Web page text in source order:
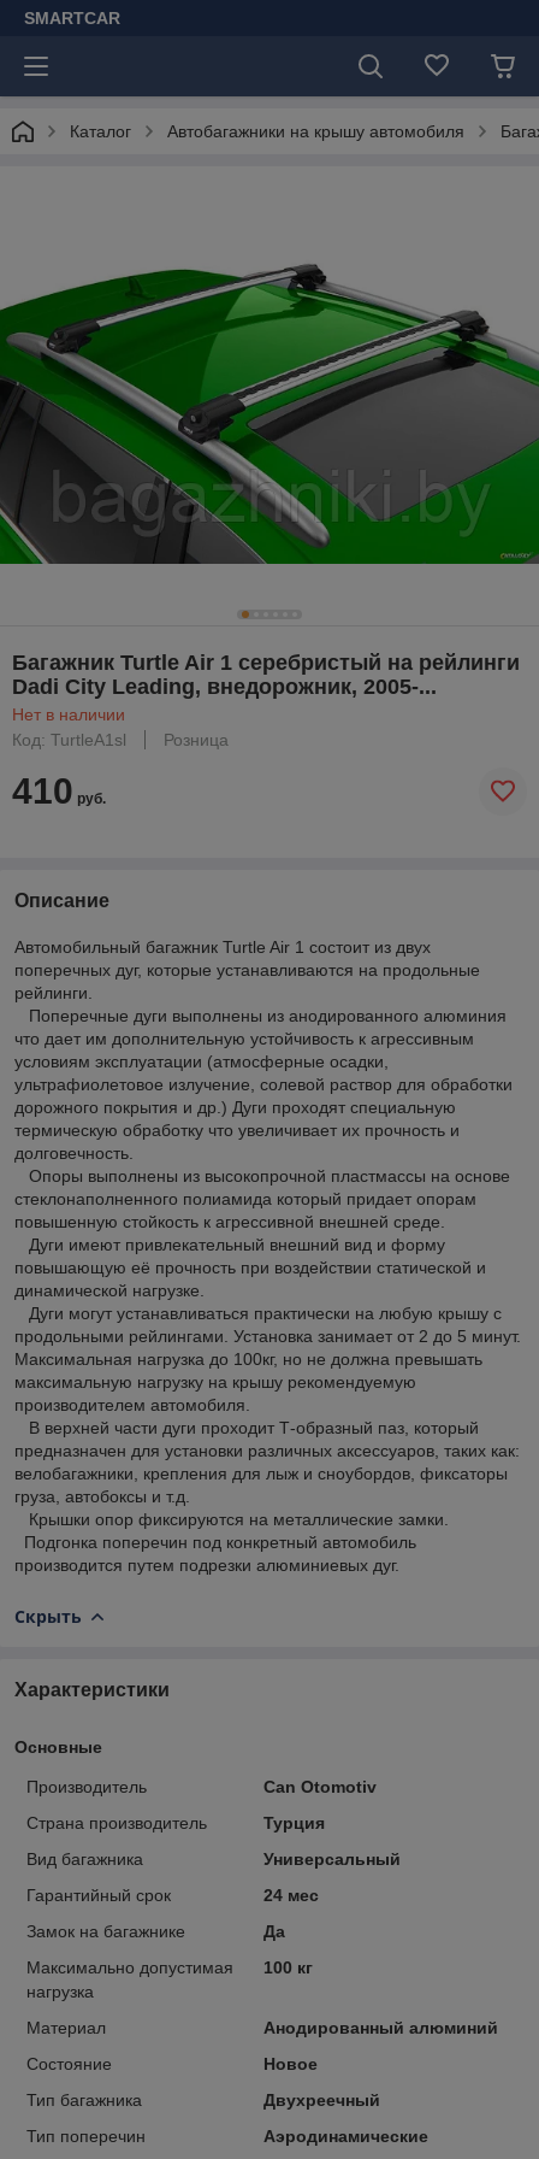
SMARTCAR
Каталог Автобагажники на крышу автомобиля
Багажник Turtle Air 1 серебристый на рейлинги
Dadi City Leading, внедорожник, 2005-...
Нет в наличии
Код: TurtleA1sl
Розница
410 руб.
Описание
Автомобильный багажник Turtle Air 1 состоит из двух
поперечных дуг, которые устанавливаются на продольные
рейлинги.
Поперечные дуги выполнены из анодированного алюминия
что дает им дополнительную устойчивость к агрессивным
условиям эксплуатации (атмосферные осадки,
ультрафиолетовое излучение, солевой раствор для обработки
дорожного покрытия и др.) Дуги проходят специальную
термическую обработку что увеличивает их прочность и
долговечность.
Опоры выполнены из высокопрочной пластмассы на основе
стеклонаполненного полиамида который придает опорам
повышенную стойкость к агрессивной внешней среде.
Дуги имеют привлекательный внешний вид и форму
повышающую её прочность при воздействии статической и
динамической нагрузке.
Дуги могут устанавливаться практически на любую крышу с
продольными рейлингами. Установка занимает от 2 до 5 минут.
Максимальная нагрузка до 100кг, но не должна превышать
максимальную нагрузку на крышу рекомендуемую
производителем автомобиля.
В верхней части дуги проходит Т-образный паз, который
предназначен для установки различных аксессуаров, таких как:
велобагажники, крепления для лыж и сноубордов, фиксаторы
груза, автобоксы и т.д.
Крышки опор фиксируются на металлические замки.
Подгонка поперечин под конкретный автомобиль
производится путем подрезки алюминиевых дуг.
Скрыть
Характеристики
Основные
Производитель
Can Otomotiv
Страна производитель
Турция
Вид багажника
Универсальный
Гарантийный срок
24 мес
Замок на багажнике
Да
Максимально допустимая
нагрузка
100 кг
Материал
Анодированный алюминий
Состояние
Новое
Тип багажника
Двухреечный
Тип поперечин
Аэродинамические